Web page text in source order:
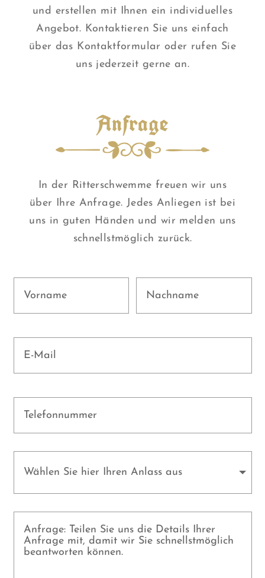
und erstellen mit Ihnen ein individuelles
Angebot. Kontaktieren Sie uns einfach
über das Kontaktformular oder rufen Sie
uns jederzeit gerne an.
Anfrage
In der Ritterschwemme freuen wir uns
über Ihre Anfrage. Jedes Anliegen ist bei
uns in guten Händen und wir melden uns
schnellstmöglich zurück.